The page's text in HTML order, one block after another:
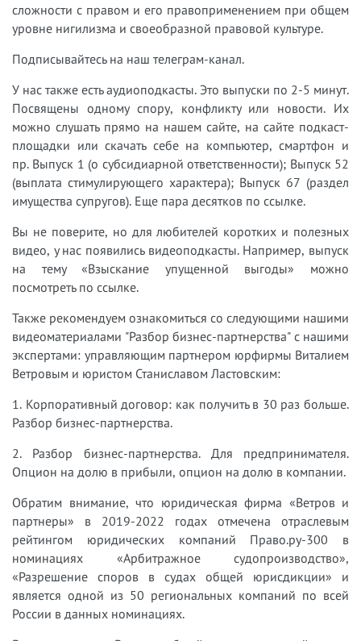
сложности с правом и его правоприменением при общем
уровне нигилизма и своеобразной правовой культуре.
Подписывайтесь на наш телеграм-канал.
У нас также есть аудиоподкасты. Это выпуски по 2-5 минут.
Посвящены одному спору, конфликту или новости. Их
можно слушать прямо на нашем сайте, на сайте подкаст-
площадки или скачать себе на компьютер, смартфон и
пр. Выпуск 1 (о субсидиарной ответственности); Выпуск 52
(выплата стимулирующего характера); Выпуск 67 (раздел
имущества супругов). Еще пара десятков по ссылке.
Вы не поверите, но для любителей коротких и полезных
видео, у нас появились видеоподкасты. Например, выпуск
на тему «Взыскание упущенной выгоды» можно
посмотреть по ссылке.
Также рекомендуем ознакомиться со следующими нашими
видеоматериалами "Разбор бизнес-партнерства" с нашими
экспертами: управляющим партнером юрфирмы Виталием
Ветровым и юристом Станиславом Ластовским:
1. Корпоративный договор: как получить в 30 раз больше.
Разбор бизнес-партнерства.
2. Разбор бизнес-партнерства. Для предпринимателя.
Опцион на долю в прибыли, опцион на долю в компании.
Обратим внимание, что юридическая фирма «Ветров и
партнеры» в 2019-2022 годах отмечена отраслевым
рейтингом юридических компаний Право.ру-300 в
номинациях «Арбитражное судопроизводство»,
«Разрешение споров в судах общей юрисдикции» и
является одной из 50 региональных компаний по всей
России в данных номинациях.